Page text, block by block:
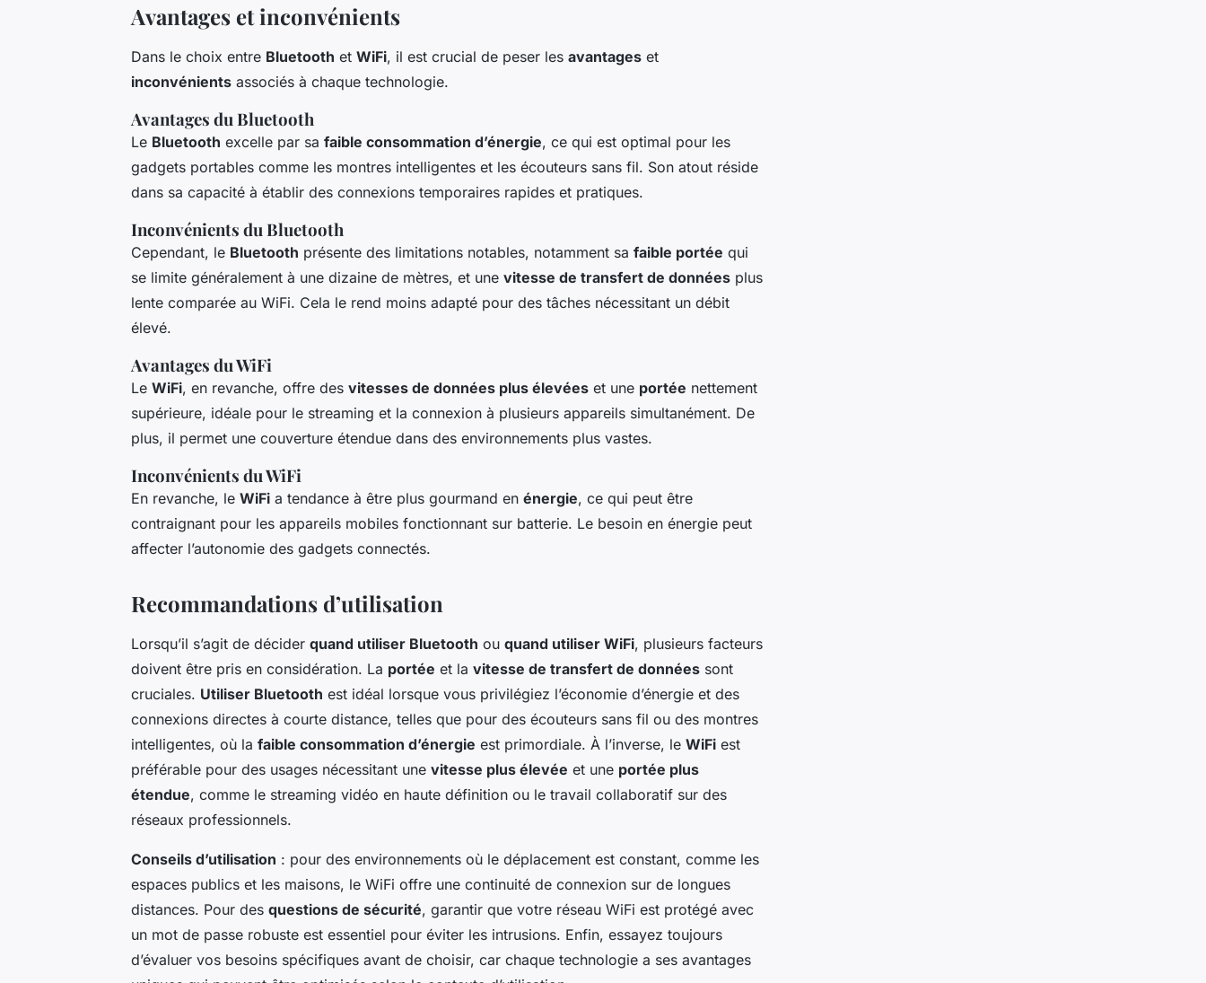
Avantages et inconvénients
Dans le choix entre Bluetooth et WiFi, il est crucial de peser les avantages et
inconvénients associés à chaque technologie.
Avantages du Bluetooth
Le Bluetooth excelle par sa faible consommation d’énergie, ce qui est optimal pour les
gadgets portables comme les montres intelligentes et les écouteurs sans fil. Son atout réside
dans sa capacité à établir des connexions temporaires rapides et pratiques.
Inconvénients du Bluetooth
Cependant, le Bluetooth présente des limitations notables, notamment sa faible portée qui
se limite généralement à une dizaine de mètres, et une vitesse de transfert de données plus
lente comparée au WiFi. Cela le rend moins adapté pour des tâches nécessitant un débit
élevé.
Avantages du WiFi
Le WiFi, en revanche, offre des vitesses de données plus élevées et une portée nettement
supérieure, idéale pour le streaming et la connexion à plusieurs appareils simultanément. De
plus, il permet une couverture étendue dans des environnements plus vastes.
Inconvénients du WiFi
En revanche, le WiFi a tendance à être plus gourmand en énergie, ce qui peut être
contraignant pour les appareils mobiles fonctionnant sur batterie. Le besoin en énergie peut
affecter l’autonomie des gadgets connectés.
Recommandations d’utilisation
Lorsqu’il s’agit de décider quand utiliser Bluetooth ou quand utiliser WiFi, plusieurs facteurs
doivent être pris en considération. La portée et la vitesse de transfert de données sont
cruciales. Utiliser Bluetooth est idéal lorsque vous privilégiez l’économie d’énergie et des
connexions directes à courte distance, telles que pour des écouteurs sans fil ou des montres
intelligentes, où la faible consommation d’énergie est primordiale. À l’inverse, le WiFi est
préférable pour des usages nécessitant une vitesse plus élevée et une portée plus
étendue, comme le streaming vidéo en haute définition ou le travail collaboratif sur des
réseaux professionnels.
Conseils d’utilisation : pour des environnements où le déplacement est constant, comme les
espaces publics et les maisons, le WiFi offre une continuité de connexion sur de longues
distances. Pour des questions de sécurité, garantir que votre réseau WiFi est protégé avec
un mot de passe robuste est essentiel pour éviter les intrusions. Enfin, essayez toujours
d’évaluer vos besoins spécifiques avant de choisir, car chaque technologie a ses avantages